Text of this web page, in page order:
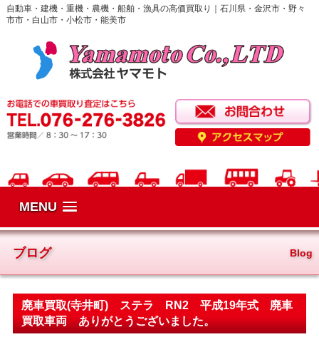
自動車・建機・重機・農機・船舶・漁具の高価買取り｜石川県・金沢市・野々
市市・白山市・小松市・能美市
MENU
ブログ Blog
廃車買取(寺井町) ステラ RN2 平成19年式 廃車
買取車両 ありがとうございました。